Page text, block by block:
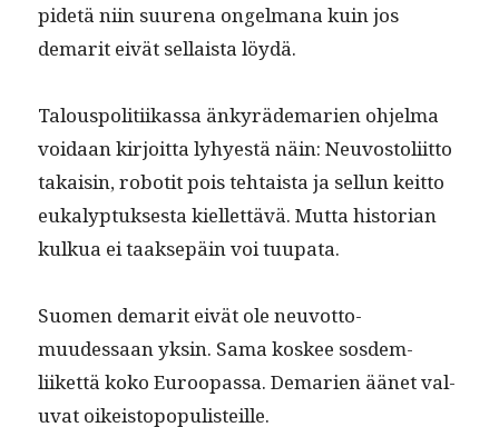
pide­tä niin suure­na ongel­mana kuin jos
demar­it eivät sel­l­aista löydä.
Talous­poli­ti­ikas­sa änkyräde­marien ohjel­ma
voidaan kir­joit­ta lyhyestä näin: Neu­vos­toli­it­to
takaisin, robot­it pois tehtaista ja sel­l­un keit­to
euka­lyp­tuk­ses­ta kiel­let­tävä. Mut­ta his­to­ri­an
kulkua ei taak­sepäin voi tuupata.
Suomen demar­it eivät ole neu­vot­to­
muudessaan yksin. Sama kos­kee sos­dem-
liiket­tä koko Euroopas­sa. Demarien äänet val­
u­vat oikeistopopulisteille.